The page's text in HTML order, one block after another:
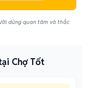
dùng quan tâm và thắc
Chợ Tốt